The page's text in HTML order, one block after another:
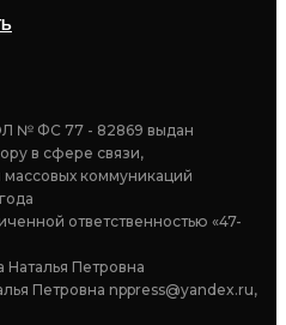
№ ФС 77 - 82869 выдан
в сфере связи,
коммуникаций
ответственностью «47-
Наталья Петровна
Петровна nppress@yandex.ru,